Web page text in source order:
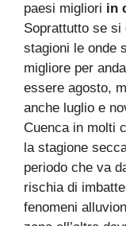
paesi migliori in
Soprattutto se
stagioni le onde
migliore per
essere agosto,
anche luglio e
Cuenca in molti
la stagione
periodo che va
rischia di
fenomeni